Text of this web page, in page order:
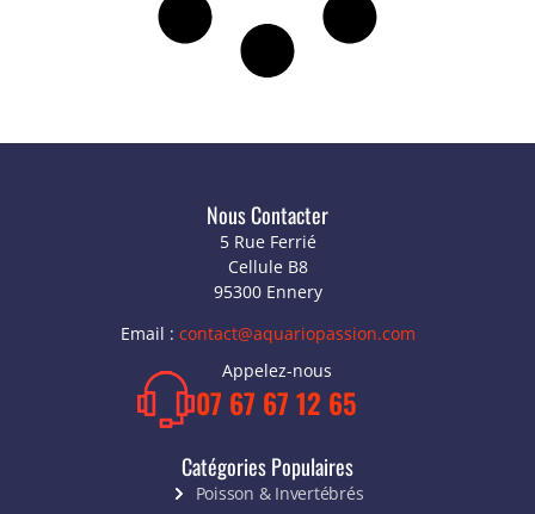
Nous Contacter
5 Rue Ferrié
Cellule B8
95300 Ennery
Email : contact@aquariopassion.com
Appelez-nous
07 67 67 12 65
Catégories Populaires
Poisson & Invertébrés